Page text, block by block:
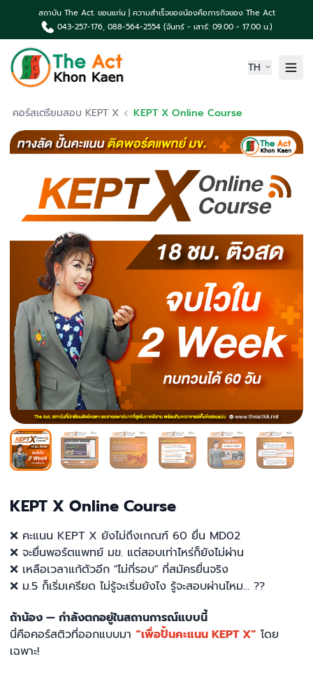
สถาบัน The Act. ขอนแก่น | ความสำเร็จของน้องคือภารกิจของ The Act
043-257-176, 088-564-2554 (จันทร์ - เสาร์: 09.00 - 17.00 น.)
TH
หน้าแรก
เกี่ยวกับเรา
ผลงานน้องค่าย The Act
TCAS News & กิจกรรม
ติดต่อเรา
คอร์สเตรียมสอบ KEPT X KEPT X Online Course
KEPT X Online Course
❌ คะแนน KEPT X ยังไม่ถึงเกณฑ์ 60 ยื่น MD02
❌ จะยื่นพอร์ตแพทย์ มข. แต่สอบเท่าไหร่ก็ยังไม่ผ่าน
❌ เหลือเวลาแก้ตัวอีก "ไม่กี่รอบ" กี่สมัครยื่นจริง
❌ ม.5 ก็เริ่มเครียด ไม่รู้จะเริ่มยังไง รู้จะสอบผ่านไหม… ??
ถ้าน้อง — กำลังตกอยู่ในสถานการณ์แบบนี้
นี่คือคอร์สติวที่ออกแบบมา “เพื่อปั้นคะแนน KEPT X” โดย
เฉพาะ!